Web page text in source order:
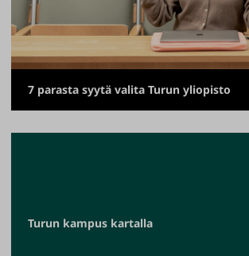
7 parasta syytä valita Turun yliopisto
Turun kampus kartalla